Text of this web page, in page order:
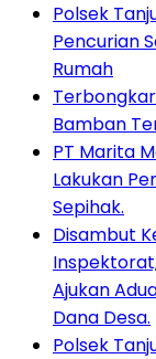
Polsek
Pencurian
Rumah
Bamban
PT Marita
Lakukan
Sepihak.
Disambut
Ajukan
Dana Desa.
Polsek